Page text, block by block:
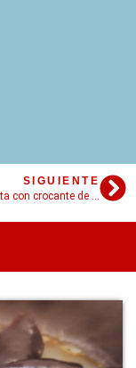
SIGUIENTE
Crema de palta con crocante de batatas (no te hagás)